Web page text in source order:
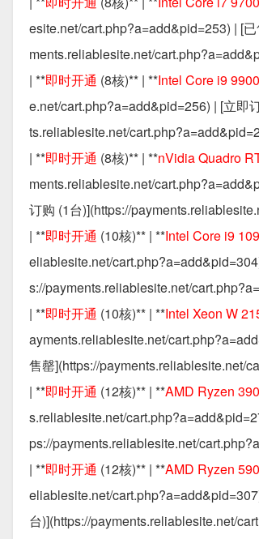
esite.net/cart.php?a=add&pid=253) | [
ments.reliablesite.net/
| **即时开通 (8核)** | **Intel Core i9
e.net/cart.php?a=add&pid=256) | [立即
ts.reliablesite.net/
| **即时开通 (8核)** | **nVidia Quadro
ments.reliablesite.net/
订购 (1台)](https://
| **即时开通 (10核)** | **Intel Core i9
eliablesite.net/
s://payments.reliablesite.net/
| **即时开通 (10核)** | **Intel Xeon W
ayments.reliablesite.net/
售罄](https://payments.reliablesite.net/
| **即时开通 (12核)** | **AMD Ryzen
s.reliablesite.net/
ps://payments.reliablesite.net/
| **即时开通 (12核)** | **AMD Ryzen
eliablesite.net/
台)](https://payments.reliablesite.net/